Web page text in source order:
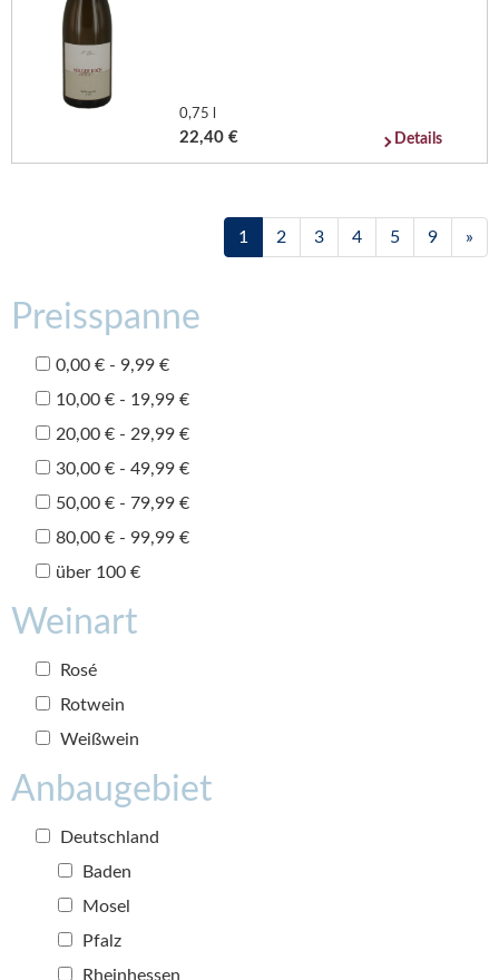
0,75 l
22,40 € Details
1 2 3 4 5 9 »
Preisspanne
0,00 € - 9,99 €
10,00 € - 19,99 €
20,00 € - 29,99 €
30,00 € - 49,99 €
50,00 € - 79,99 €
80,00 € - 99,99 €
über 100 €
Weinart
Rosé
Rotwein
Weißwein
Anbaugebiet
Deutschland
Baden
Mosel
Pfalz
Rheinhessen